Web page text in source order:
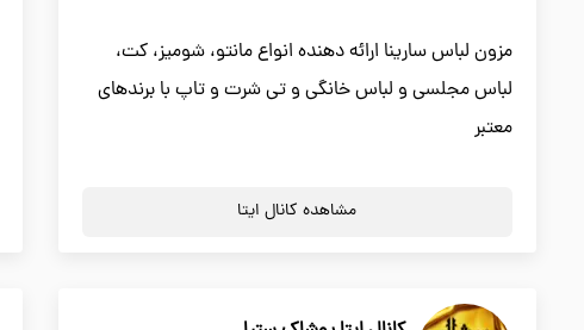
مزون لباس سارینا ارائه دهنده انواع مانتو، شومیز، کت،
لباس مجلسی و لباس خانگی و تی شرت و تاپ با برندهای
معتبر
مشاهده کانال ایتا